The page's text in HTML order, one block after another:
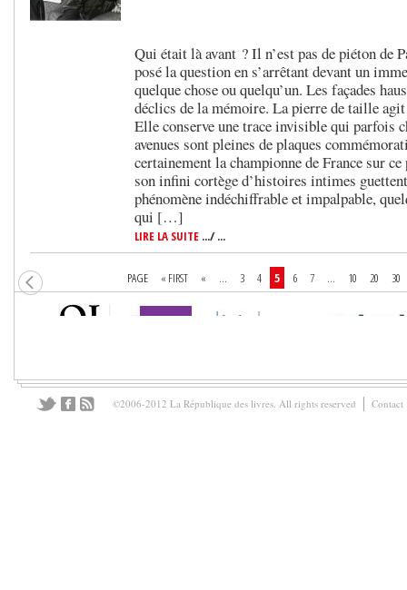
Qui était là avant ? Il n’est pas de piéton de
posé la question en s’arrêtant devant un
quelque chose ou quelqu’un. Les façades
déclics de la mémoire. La pierre de taille
Elle conserve une trace invisible qui parfois
avenues sont pleines de plaques
certainement la championne de France sur
son infini cortège d’histoires intimes
phénomène indéchiffrable et impalpable,
qui […]
LIRE LA SUITE .../ ...
PAGE « FIRST « ... 3 4 5 6 7 ... 10 20 30
©2006-2012 La République des livres. All rights reserved Contact